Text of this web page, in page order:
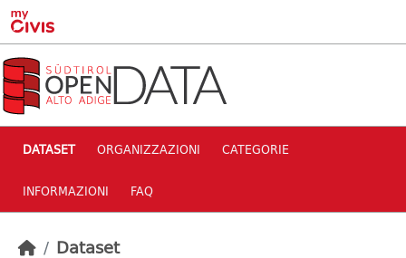
Skip to main content
DATASET ORGANIZZAZIONI CATEGORIE
INFORMAZIONI FAQ
Dataset